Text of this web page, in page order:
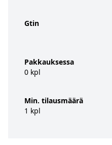
Gtin
Pakkauksessa
0 kpl
Min. tilausmäärä
1 kpl